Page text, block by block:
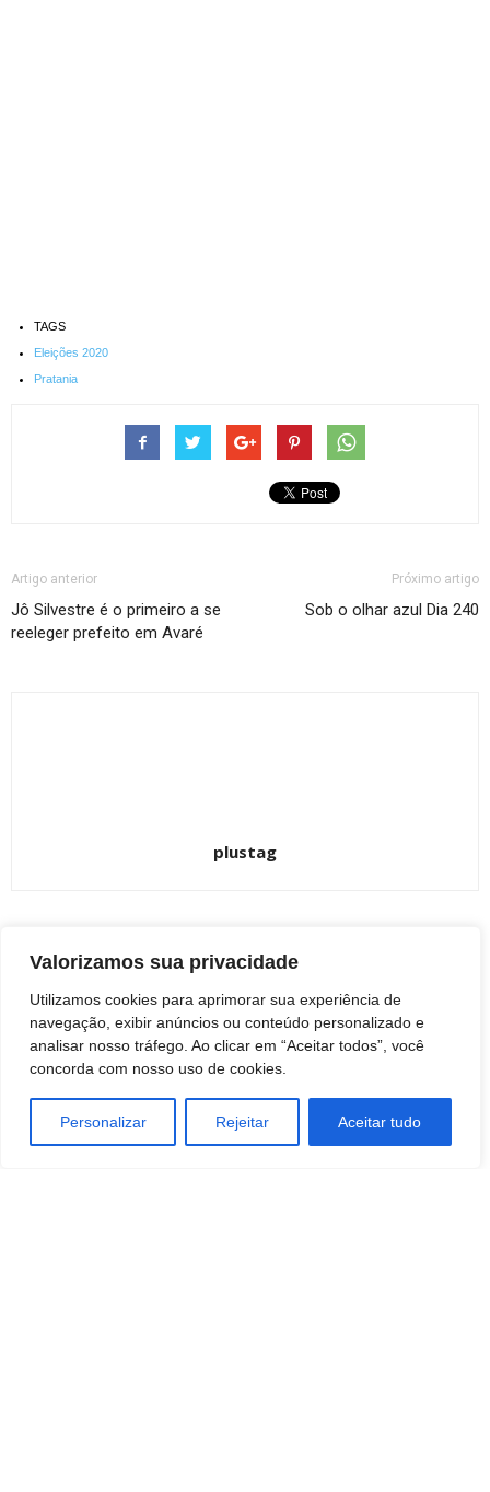
Valorizamos sua privacidade
Utilizamos cookies para aprimorar sua experiência de
navegação, exibir anúncios ou conteúdo personalizado e
analisar nosso tráfego. Ao clicar em “Aceitar todos”, você
concorda com nosso uso de cookies.
Personalizar Rejeitar Aceitar tudo
TAGS
Eleições 2020
Pratania
Artigo anterior
Jô Silvestre é o primeiro a se
reeleger prefeito em Avaré
Próximo artigo
Sob o olhar azul Dia 240
plustag
ARTIGOS RELACIONADOS Mais do autor
Das rodovias ao Centro: Veja as vias com
mais acidentes em Botucatu
Ainda não comprou o presente?
Comércio de Botucatu abre até as 22h e